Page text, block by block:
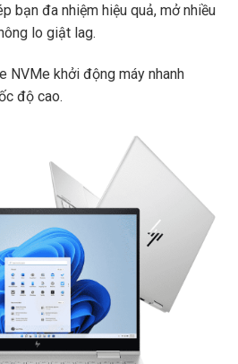
bạn đa nhiệm hiệu quả, mở nhiều
lo giật lag.
NVMe khởi động máy nhanh
độ cao.